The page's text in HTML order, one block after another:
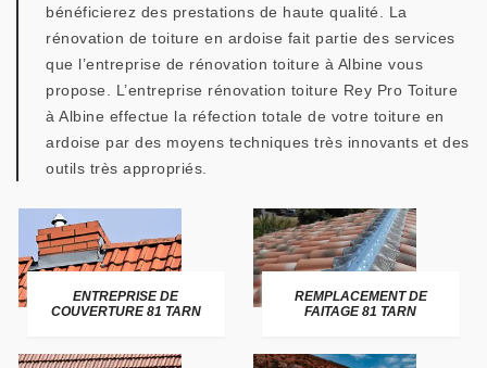
bénéficierez des prestations de haute qualité. La
rénovation de toiture en ardoise fait partie des services
que l’entreprise de rénovation toiture à Albine vous
propose. L’entreprise rénovation toiture Rey Pro Toiture
à Albine effectue la réfection totale de votre toiture en
ardoise par des moyens techniques très innovants et des
outils très appropriés.
ENTREPRISE DE
COUVERTURE 81 TARN
REMPLACEMENT DE
FAITAGE 81 TARN